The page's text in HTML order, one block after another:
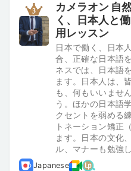
カメラオン 自
く、日本人と
用レッスン
日本で働く、日本
合、正確な日本語
ネスでは、日本語
ます。日本人は、
も、何もいいませ
う。ほかの日本語
クセントを弱める
トネーション矯正
ます。日本の文化
ル、マナーも勉強
Japanese